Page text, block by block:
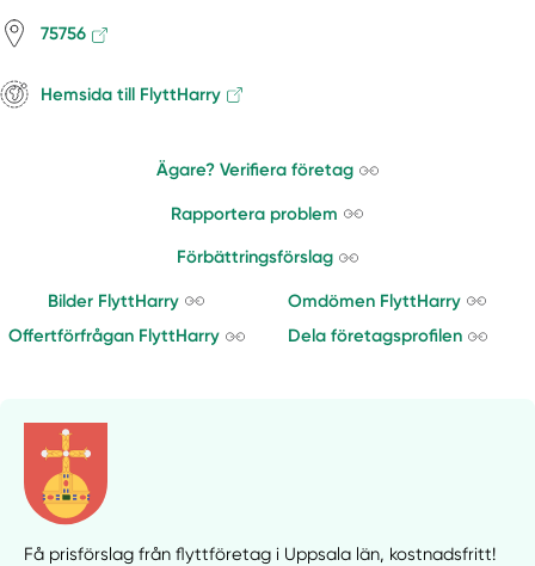
75756
Hemsida till FlyttHarry
Ägare? Verifiera företag
Rapportera problem
Förbättringsförslag
Bilder FlyttHarry
Omdömen FlyttHarry
Offertförfrågan FlyttHarry
Dela företagsprofilen
Få prisförslag från flyttföretag i Uppsala län, kostnadsfritt!